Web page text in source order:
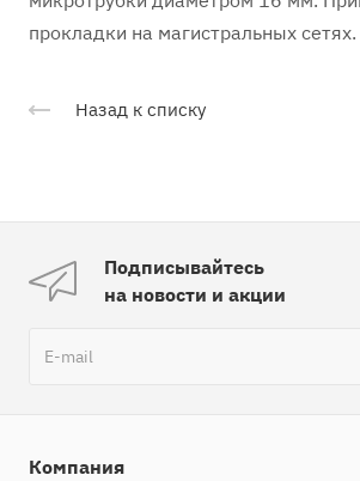
прокладки на магистральных сетях.
Назад к списку
Подписывайтесь
на новости и акции
Компания